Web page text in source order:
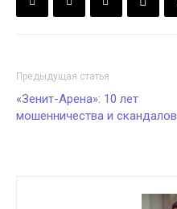
Предыдущая статья
«Зенит-Арена»: 10 лет
мошенничества и скандалов